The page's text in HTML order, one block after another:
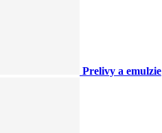
Prelivy a emulzie